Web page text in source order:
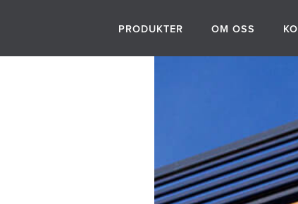
PRODUKTER OM OSS